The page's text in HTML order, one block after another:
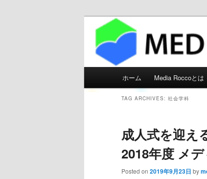
メディアろ
Skip to primary content
Skip to secondary
ホーム Media Roccoとは
TAG ARCHIVES: 社会学科
成人式を迎え
2018年度 メ
Posted on 2019年9月23日 by